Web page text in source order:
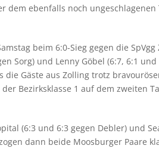
ebenfalls noch ungeschlagenen
beim 6:0-Sieg gegen die
Sorg) und Lenny Göbel (6:7, 6:1
Gäste aus Zolling trotz
Bezirksklasse 1 auf dem zweiten
(6:3 und 6:3 gegen Debler) und
dann beide Moosburger Paare